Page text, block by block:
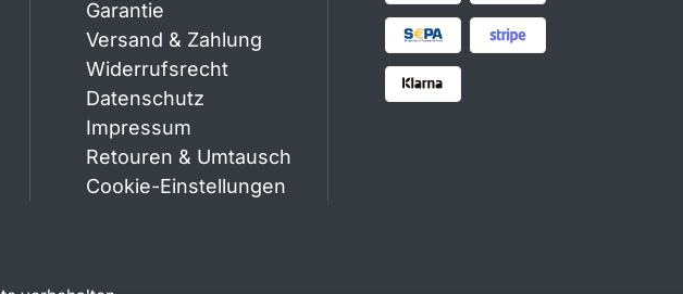
Garantie
Versand & Zahlung
Widerrufsrecht
Datenschutz
Impressum
Retouren & Umtausch
Cookie-Einstellungen